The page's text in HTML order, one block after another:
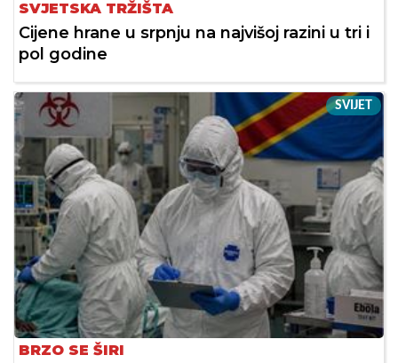
SVJETSKA TRŽIŠTA
Cijene hrane u srpnju na najvišoj razini u tri i
pol godine
SVIJET
BRZO SE ŠIRI